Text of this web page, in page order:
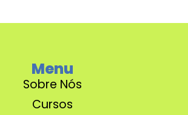
Menu
Sobre Nós
Cursos